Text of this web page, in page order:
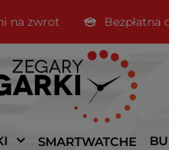
na zwrot Bezpłatna
SMARTWATCHE